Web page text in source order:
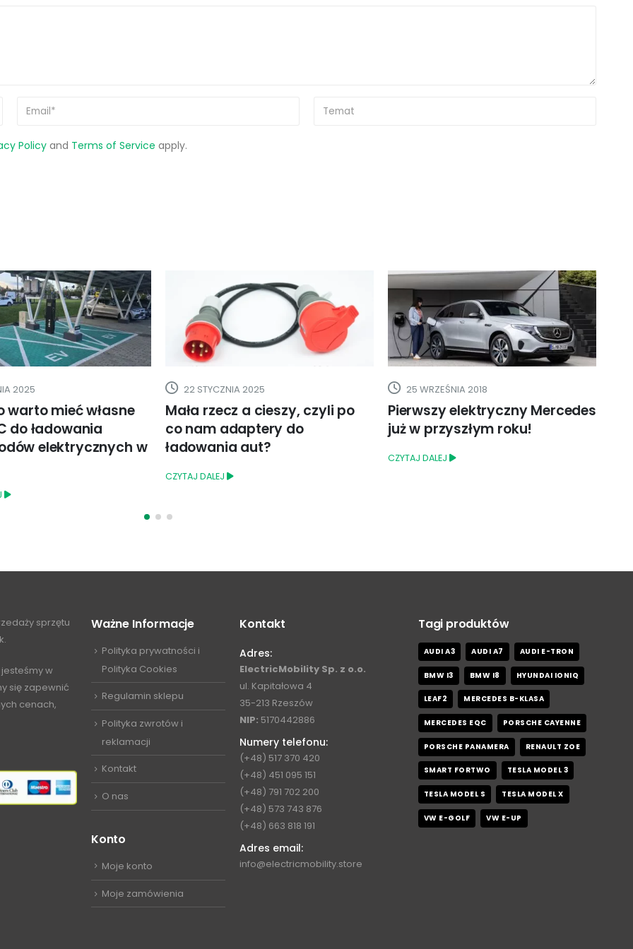
Policyand Terms of Service apply.
22 STYCZNIA 2025
rzecz a cieszy, czyli po
nam adaptery do
aut?
25 WRZEŚNIA 2018
Pierwszy elektryczny Mercedes
już w przyszłym roku!
17 PAŹDZIERNIKA 2020
Aktualizacja Tesla model 3
CZYTAJ DALEJ
sprzętu
w
się zapewnić
cenach,
Ważne Informacje
Polityka prywatności i
Polityka Cookies
Regulamin sklepu
Polityka zwrotów i
reklamacji
Kontakt
O nas
Konto
Moje konto
Moje zamówienia
Kontakt
Adres:
ElectricMobility Sp. z o.o.
ul. Kapitałowa 4
35-213 Rzeszów
NIP: 5170442886
Numery telefonu:
(+48) 517 370 420
(+48) 451 095 151
(+48) 791 702 200
(+48) 573 743 876
(+48) 663 818 191
Adres email:
info@electricmobility.store
Tagi produktów
AUDI A3 AUDI A7 AUDI E-TRON
BMW I3 BMW I8 HYUNDAI IONIQ
LEAF2 MERCEDES B-KLASA
MERCEDES EQC PORSCHE CAYENNE
PORSCHE PANAMERA RENAULT ZOE
SMART FORTWO TESLA MODEL 3
TESLA MODEL S TESLA MODEL X
VW E-GOLF VW E-UP